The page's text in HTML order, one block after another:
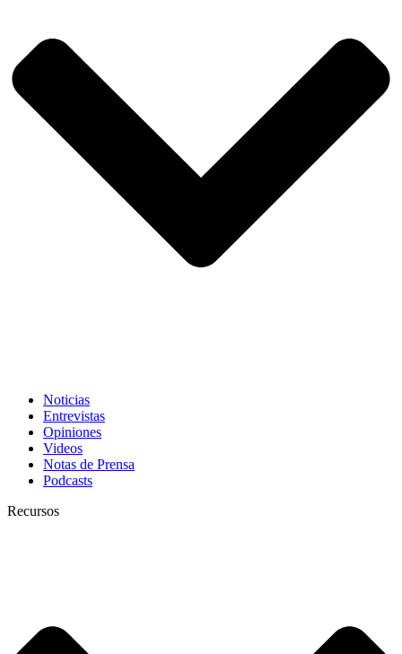
Noticias
Entrevistas
Opiniones
Videos
Notas de Prensa
Podcasts
Recursos